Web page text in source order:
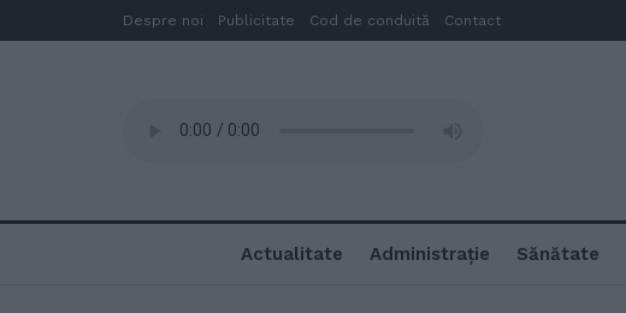
Despre noi Publicitate Cod de conduită Contact
Actualitate Administrație Sănătate